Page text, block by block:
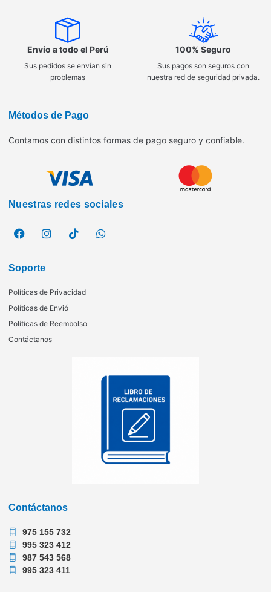
Envío a todo el Perú
Sus pedidos se envían sin
problemas
100% Seguro
Sus pagos son seguros con
nuestra red de seguridad privada.
Métodos de Pago
Contamos con distintos formas de pago seguro y confiable.
Nuestras redes sociales
Soporte
Políticas de Privacidad
Políticas de Envió
Políticas de Reembolso
Contáctanos
Contáctanos
975 155 732
995 323 412
987 543 568
995 323 411